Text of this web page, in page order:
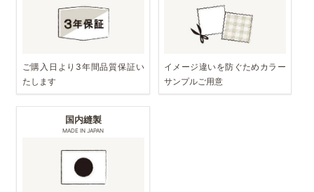
ご購入日より3年間品質保証い
たします
イメージ違いを防ぐためカラー
サンプルご用意
国内縫製
MADE IN JAPAN